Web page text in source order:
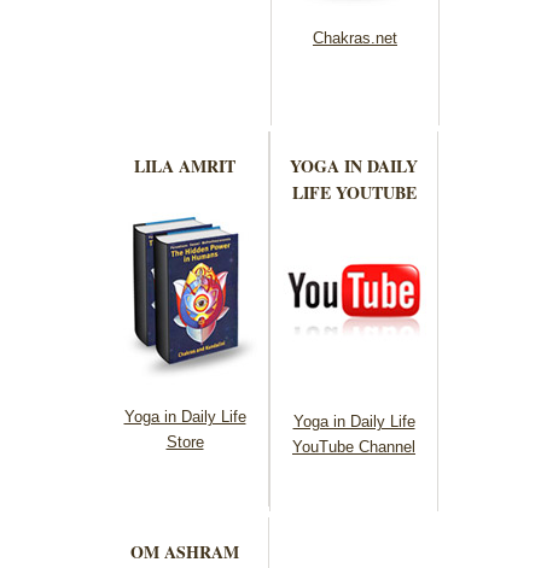
Chakras.net
LILA AMRIT
Yoga in Daily Life
Store
YOGA IN DAILY
LIFE YOUTUBE
Yoga in Daily Life
YouTube Channel
OM ASHRAM